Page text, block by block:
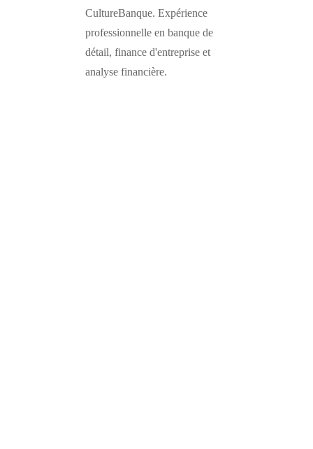
CultureBanque. Expérience
professionnelle en banque de
détail, finance d'entreprise et
analyse financière.